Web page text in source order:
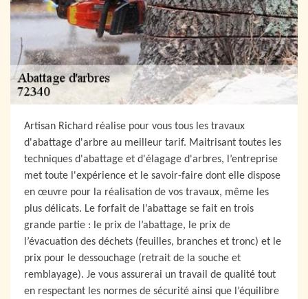
Artisan Richard réalise pour vous tous les travaux
d'abattage d'arbre au meilleur tarif. Maitrisant toutes les
techniques d'abattage et d'élagage d'arbres, l’entreprise
met toute l'expérience et le savoir-faire dont elle dispose
en œuvre pour la réalisation de vos travaux, même les
plus délicats. Le forfait de l’abattage se fait en trois
grande partie : le prix de l’abattage, le prix de
l’évacuation des déchets (feuilles, branches et tronc) et le
prix pour le dessouchage (retrait de la souche et
remblayage). Je vous assurerai un travail de qualité tout
en respectant les normes de sécurité ainsi que l’équilibre